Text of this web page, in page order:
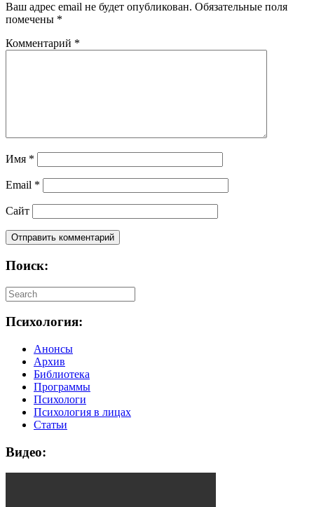
Ваш адрес email не будет опубликован. Обязательные поля
помечены *
Комментарий *
Имя *
Email *
Сайт
Поиск:
Психология:
Анонсы
Архив
Библиотека
Программы
Психологи
Психология в лицах
Статьи
Видео: